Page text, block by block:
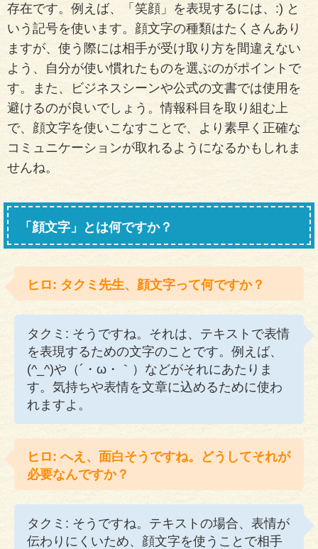
存在です。例えば、「笑顔」を表現するには、:) と
いう記号を使います。顔文字の種類はたくさんあり
ますが、使う際には相手が受け取り方を間違えない
よう、自分が使い慣れたものを選ぶのがポイントで
す。また、ビジネスシーンや公式の文書では使用を
避けるのが良いでしょう。情報科目を取り組む上
で、顔文字を使いこなすことで、より素早く正確な
コミュニケーションが取れるようになるかもしれま
せんね。
「顔文字」とは何ですか？
ヒロ: タクミ先生、顔文字って何ですか？
タクミ: そうですね。それは、テキストで表情
を表現するための文字のことです。例えば、
(^_^)や（´・ω・｀）などがそれにあたりま
す。気持ちや表情を文章に込めるために使わ
れますよ。
ヒロ: へえ、面白そうですね。どうしてそれが
必要なんですか？
タクミ: そうですね。テキストの場合、表情が
伝わりにくいため、顔文字を使うことで相手